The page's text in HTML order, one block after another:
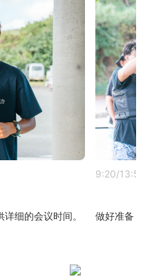
细的会议时间。
9:20/
做好准备